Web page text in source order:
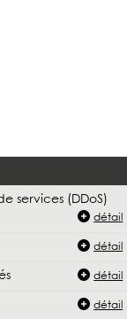
services (DDoS)
détail
détail
détail
détail